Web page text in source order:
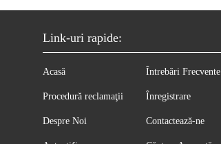
Link-uri rapide:
Acasă
Procedură reclamaţii
Despre Noi
Întrebări Frecvente
Înregistrare
Contactează-ne